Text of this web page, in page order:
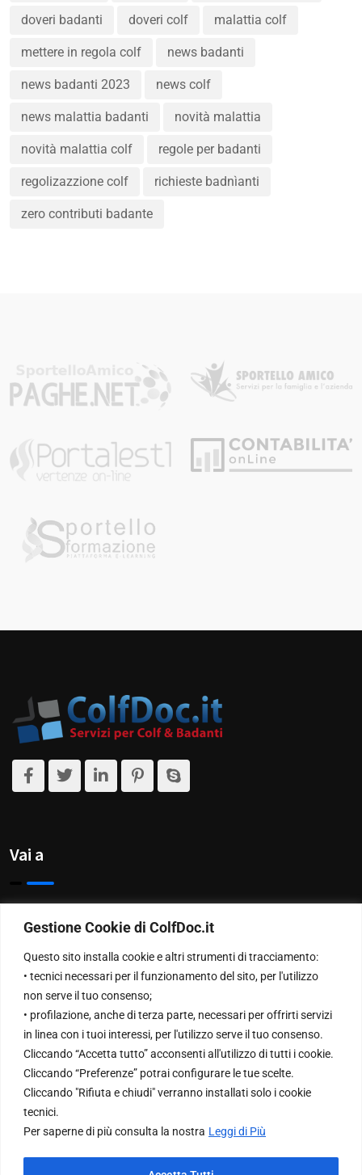
Gestione Cookie di ColfDoc.it
Questo sito installa cookie e altri strumenti di tracciamento:
• tecnici necessari per il funzionamento del sito, per l'utilizzo
non serve il tuo consenso;
• profilazione, anche di terza parte, necessari per offrirti servizi
in linea con i tuoi interessi, per l'utilizzo serve il tuo consenso.
Cliccando “Accetta tutto” acconsenti all'utilizzo di tutti i cookie.
Cliccando “Preferenze” potrai configurare le tue scelte.
Cliccando "Rifiuta e chiudi" verranno installati solo i cookie
tecnici.
Per saperne di più consulta la nostra Leggi di Più
doveri badanti doveri colf malattia colf
mettere in regola colf news badanti
news badanti 2023 news colf
news malattia badanti novità malattia
novità malattia colf regole per badanti
regolizazzione colf richieste badnìanti
zero contributi badante
Vai a
Chi Siamo
Contattaci
NewsLetter
Inserisci la tua Email per ricevere le nostre newsletter